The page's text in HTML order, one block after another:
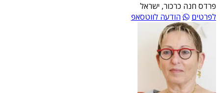
פרדס חנה כרכור, ישראל
לפרטים
הודעה לווטסאפ